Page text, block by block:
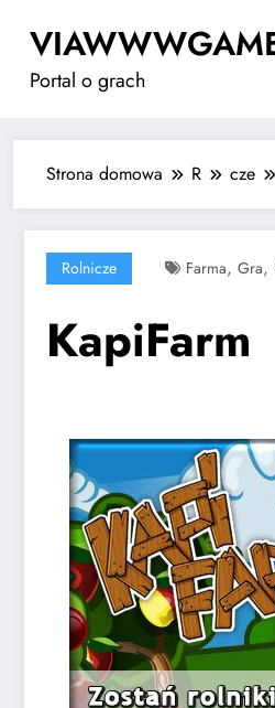
treściPortal o grach
Strona domowa R cze
Rolnicze Farma, Gra,
KapiFarm